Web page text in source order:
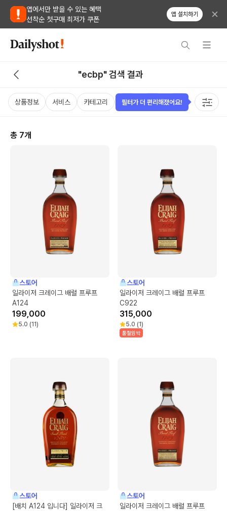
앱에서만 받을 수 있는 혜택
선착순 첫구매 최저가 쿠폰
앱 설치하기
"ecbp" 검색 결과
상품정보 서비스 카테고리 가격 국가 용량 태그
총 7개
스토어
일라이저 크레이그 배럴 프루프
A124
199,000
5.0 (11)
스토어
일라이저 크레이그 배럴 프루프
C922
315,000
5.0 (1)
품절임박
스토어
[배치 A124 입니다] 일라이저 크
스토어
일라이저 크레이그 배럴 프루프
필터가 더 편리해졌어요!